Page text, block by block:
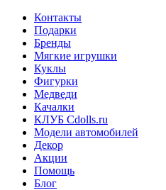
Контакты
Подарки
Бренды
Мягкие игрушки
Куклы
Фигурки
Медведи
Качалки
КЛУБ Cdolls.ru
Модели автомобилей
Декор
Акции
Помощь
Блог